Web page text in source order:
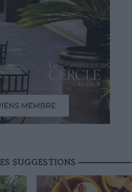
SUGGESTIONS